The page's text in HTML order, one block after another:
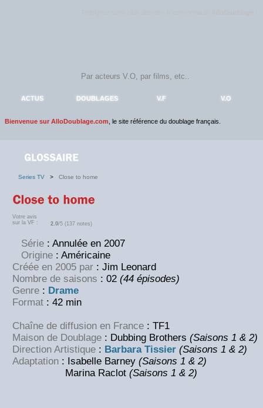
ACTUS DOUBLAGES V.F V.O
Bienvenue sur AlloDoublage.com , le site référence du doublage français.
Series TV > Close to home
Votre avis
sur la VF :
2.0/5 (137 notes)
Série : Annulée en 2007
Origine : Américaine
Créée en 2005 par : Jim Leonard
Nombre de saisons : 02 (44 épisodes)
Genre : Drame
Format : 42 min
Chaîne de diffusion en France : TF1
Maison de Doublage : Dubbing Brothers (Saisons 1 & 2)
Direction Artistique : Barbara Tissier (Saisons 1 & 2)
Adaptation : Isabelle Barney (Saisons 1 & 2)
Marina Raclot (Saisons 1 & 2)